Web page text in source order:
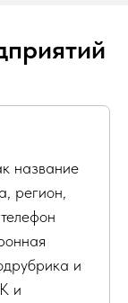
название
регион,
и
и